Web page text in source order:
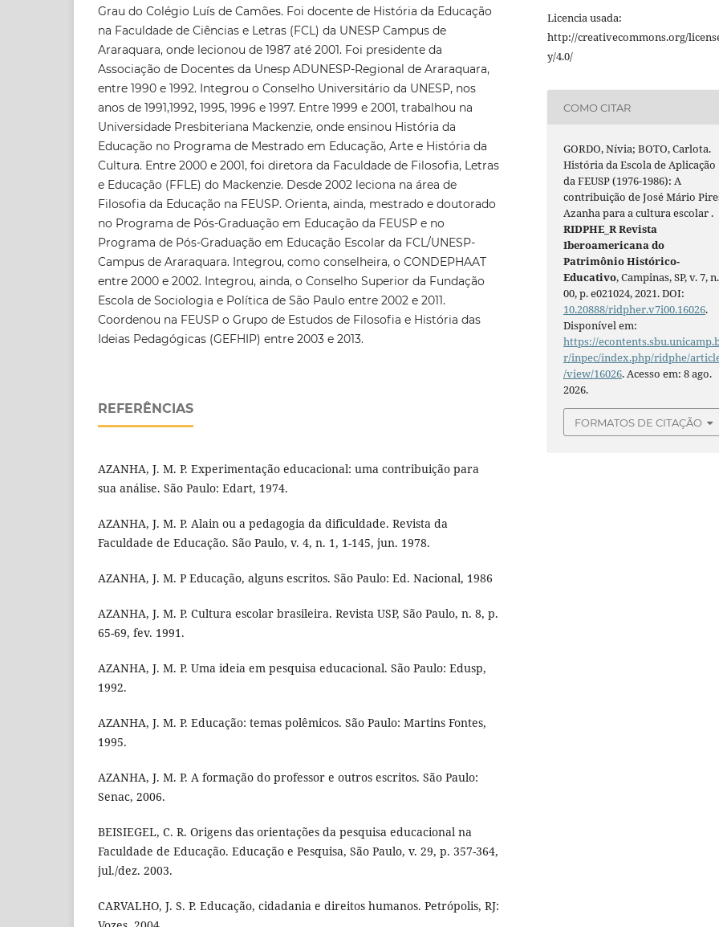
Grau do Colégio Luís de Camões. Foi docente de História da Educação
na Faculdade de Ciências e Letras (FCL) da UNESP Campus de
Araraquara, onde lecionou de 1987 até 2001. Foi presidente da
Associação de Docentes da Unesp ADUNESP-Regional de Araraquara,
entre 1990 e 1992. Integrou o Conselho Universitário da UNESP, nos
anos de 1991,1992, 1995, 1996 e 1997. Entre 1999 e 2001, trabalhou na
Universidade Presbiteriana Mackenzie, onde ensinou História da
Educação no Programa de Mestrado em Educação, Arte e História da
Cultura. Entre 2000 e 2001, foi diretora da Faculdade de Filosofia, Letras
e Educação (FFLE) do Mackenzie. Desde 2002 leciona na área de
Filosofia da Educação na FEUSP. Orienta, ainda, mestrado e doutorado
no Programa de Pós-Graduação em Educação da FEUSP e no
Programa de Pós-Graduação em Educação Escolar da FCL/UNESP-
Campus de Araraquara. Integrou, como conselheira, o CONDEPHAAT
entre 2000 e 2002. Integrou, ainda, o Conselho Superior da Fundação
Escola de Sociologia e Política de São Paulo entre 2002 e 2011.
Coordenou na FEUSP o Grupo de Estudos de Filosofia e História das
Ideias Pedagógicas (GEFHIP) entre 2003 e 2013.
REFERÊNCIAS
AZANHA, J. M. P. Experimentação educacional: uma contribuição para
sua análise. São Paulo: Edart, 1974.
AZANHA, J. M. P. Alain ou a pedagogia da dificuldade. Revista da
Faculdade de Educação. São Paulo, v. 4, n. 1, 1-145, jun. 1978.
AZANHA, J. M. P Educação, alguns escritos. São Paulo: Ed. Nacional, 1986
AZANHA, J. M. P. Cultura escolar brasileira. Revista USP, São Paulo, n. 8, p.
65-69, fev. 1991.
AZANHA, J. M. P. Uma ideia em pesquisa educacional. São Paulo: Edusp,
1992.
AZANHA, J. M. P. Educação: temas polêmicos. São Paulo: Martins Fontes,
1995.
AZANHA, J. M. P. A formação do professor e outros escritos. São Paulo:
Senac, 2006.
BEISIEGEL, C. R. Origens das orientações da pesquisa educacional na
Faculdade de Educação. Educação e Pesquisa, São Paulo, v. 29, p. 357-364,
jul./dez. 2003.
CARVALHO, J. S. P. Educação, cidadania e direitos humanos. Petrópolis, RJ:
Licencia usada:
http://creativecommons.org/
y/4.0/
COMO CITAR
GORDO, Nívia; BOTO, Carlota.
História da Escola de Aplicação
da FEUSP (1976-1986): A
contribuição de José Mário
Azanha para a cultura escolar .
RIDPHE_R Revista
Iberoamericana do
Patrimônio Histórico-
Educativo, Campinas, SP, v. 7, n.
00, p. e021024, 2021. DOI:
10.20888/ridpher.v7i00.16026.
Disponível em:
https://
r/inpec/index.php/ridphe/
/view/16026. Acesso em: 8 ago.
2026.
FORMATOS DE CITAÇÃO